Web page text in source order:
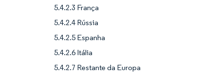
5.4.2.3 França
5.4.2.4 Rússia
5.4.2.5 Espanha
5.4.2.6 Itália
5.4.2.7 Restante da Europa